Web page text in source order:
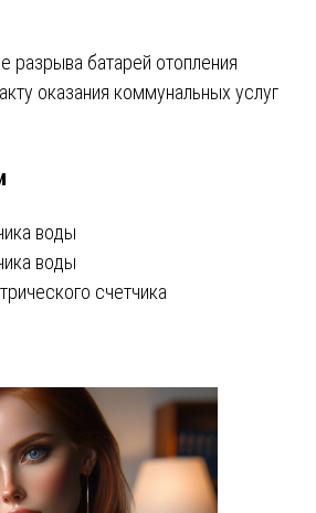
разрыва батарей отопления
оказания коммунальных услуг
воды
воды
счетчика